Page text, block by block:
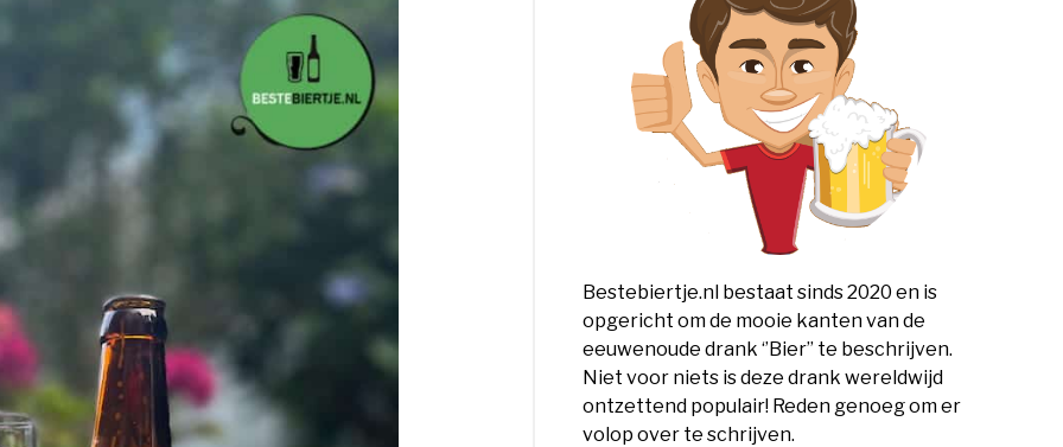
Bestebiertje.nl bestaat sinds 2020 en is
opgericht om de mooie kanten van de
eeuwenoude drank ‘’Bier’’ te beschrijven.
Niet voor niets is deze drank wereldwijd
ontzettend populair! Reden genoeg om er
volop over te schrijven.